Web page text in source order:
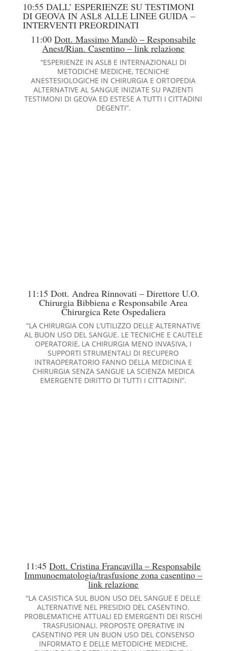
10:55 DALL’ ESPERIENZE SU TESTIMONI
DI GEOVA IN ASL8 ALLE LINEE GUIDA –
INTERVENTI PREORDINATI
11:00Dott. Massimo Mandò – Responsabile
Anest/Rian. Casentino – link relazione
“ESPERIENZE IN ASL8 E INTERNAZIONALI DI
METODICHE MEDICHE, TECNICHE
ANESTESIOLOGICHE IN CHIRURGIA E ORTOPEDIA
ALTERNATIVE AL SANGUE INIZIATE SU PAZIENTI
TESTIMONI DI GEOVA ED ESTESE A TUTTI I CITTADINI
DEGENTI”.
11:15 Dott. Andrea Rinnovati – Direttore U.O.
Chirurgia Bibbiena e Responsabile Area
Chirurgica Rete Ospedaliera
“LA CHIRURGIA CON L’UTILIZZO DELLE ALTERNATIVE
AL BUON USO DEL SANGUE. LE TECNICHE E CAUTELE
OPERATORIE, LA CHIRURGIA MENO INVASIVA, I
SUPPORTI STRUMENTALI DI RECUPERO
INTRAOPERATORIO FANNO DELLA MEDICINA E
CHIRURGIA SENZA SANGUE LA SCIENZA MEDICA
EMERGENTE DIRITTO DI TUTTI I CITTADINI”.
11:45Dott. Cristina Francavilla – Responsabile
Immunoematologia/trasfusione zona casentino –
link relazione
“LA CASISTICA SUL BUON USO DEL SANGUE E DELLE
ALTERNATIVE NEL PRESIDIO DEL CASENTINO.
PROBLEMATICHE ATTUALI ED EMERGENTI DEI RISCHI
TRASFUSIONALI. PROPOSTE OPERATIVE IN
CASENTINO PER UN BUON USO DEL CONSENSO
INFORMATO E DELLE METODICHE MEDICHE,